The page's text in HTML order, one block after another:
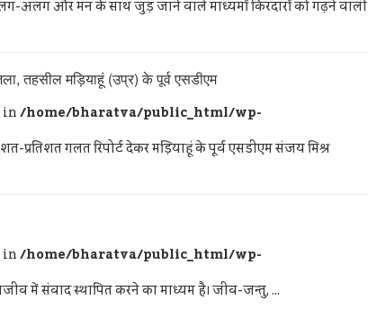
अलग और मन के साथ जुड़ जाने वाले माध्यमों किरदारों को गढ़ने वाली
तहसील मड़ियाहूं (उप्र) के पूर्व एसडीएम
in/home/bharatva/public_html/wp-
शत-प्रतिशत गलत रिपोर्ट देकर मड़ियाहूं के पूर्व एसडीएम संजय मिश्र
in/home/bharatva/public_html/wp-
में संवाद स्थापित करने का माध्यम है। जीव-जन्तु, ...